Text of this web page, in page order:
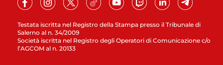
Testata iscritta nel Registro della Stampa presso il Tribunale di
Salerno al n. 34/2009
Società iscritta nel Registro degli Operatori di Comunicazione c/o
l’AGCOM al n. 20133